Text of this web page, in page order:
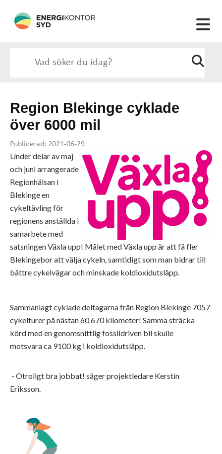
Region Blekinge cyklade
över 6000 mil
Publicerad: 2021-06-29
Under delar av maj
och juni arrangerade
Regionhälsan i
Blekinge en
cykeltävling för
regionens anställda i
samarbete med
satsningen Växla upp! Målet med Växla upp är att få fler
Blekingebor att välja cykeln, samtidigt som man bidrar till
bättre cykelvägar och minskade koldioxidutsläpp.
Sammanlagt cyklade deltagarna från Region Blekinge 7057
cykelturer på nästan 60 670 kilometer! Samma sträcka
körd med en genomsnittlig fossildriven bil skulle
motsvara ca 9100 kg i koldioxidutsläpp.
- Otroligt bra jobbat! säger projektledare Kerstin
Eriksson.